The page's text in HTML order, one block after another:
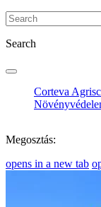
Search
Corteva
Megosztás:
opens in a new tab